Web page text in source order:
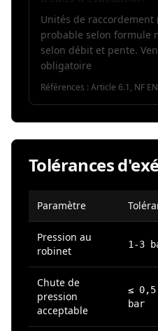
Unités de raccordement
probable selon formule
selon débit et pente.
obligatoire
Références : Article 6.1, NF
Tolérances
Paramètre
Pression au
robinet
1-3
Chute de
pression
acceptable
≤ 0,5
bar